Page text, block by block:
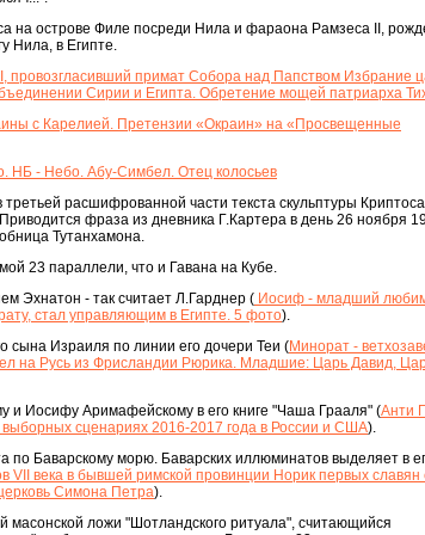
на острове Филе посреди Нила и фараона Рамзеса II,
Нила, в Египте.
провозгласивший примат Собора над Папством Избрание
Сирии и Египта. Обретение мощей патриарха
с Карелией. Претензии «Окраин» на «Просвещенные
НБ - Небо. Абу-Симбел. Отец колосьев
расшифрованной части текста скульптуры
фраза из дневника Г.Картера в день 26 ноября
Тутанхамона.
23 параллели, что и Гавана на Кубе.
Эхнатон - так считает Л.Гарднер ( Иосиф - младший
стал управляющим в Египте. 5 фото).
сына Израиля по линии его дочери Теи (Минорат -
на Русь из Фрисландии Рюрика. Младшие: Царь Давид,
и Иосифу Аримафейскому в его книге "Чаша Грааля" (Анти
сценариях 2016-2017 года в России и США).
Баварскому морю. Баварских иллюминатов выделяет в
VII века в бывшей римской провинции Норик первых
Симона Петра).
масонской ложи "Шотландского ритуала", считающийся